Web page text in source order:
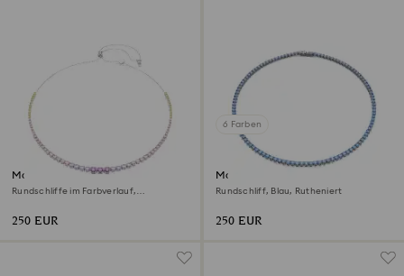
Matrix Halskette
Rundschliffe im Farbverlauf,
250 EUR
6 Farben
Matrix Tennis Halskette
Rundschliff, Blau, Rutheniert
250 EUR